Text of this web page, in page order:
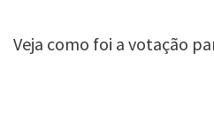
Veja como foi a votação